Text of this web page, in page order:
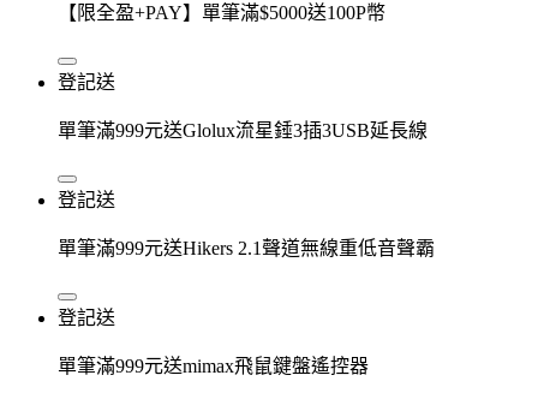
【限全盈+PAY】單筆滿$5000送100P幣
登記送
單筆滿999元送Glolux流星錘3插3USB延長線
登記送
單筆滿999元送Hikers 2.1聲道無線重低音聲霸
登記送
單筆滿999元送mimax飛鼠鍵盤遙控器